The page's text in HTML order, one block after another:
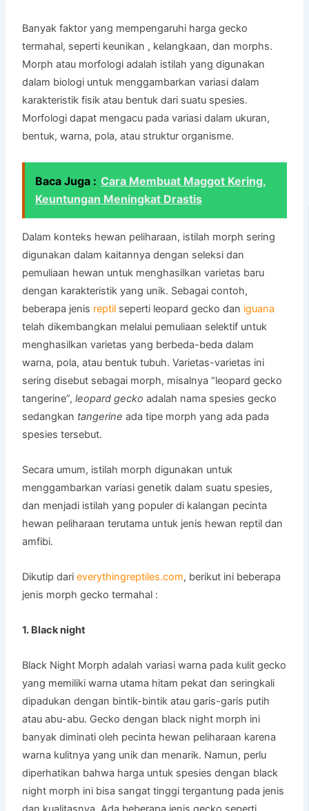
Banyak faktor yang mempengaruhi harga gecko
termahal, seperti keunikan , kelangkaan, dan morphs.
Morph atau morfologi adalah istilah yang digunakan
dalam biologi untuk menggambarkan variasi dalam
karakteristik fisik atau bentuk dari suatu spesies.
Morfologi dapat mengacu pada variasi dalam ukuran,
bentuk, warna, pola, atau struktur organisme.
Baca Juga : Cara Membuat Maggot Kering,
Keuntungan Meningkat Drastis
Dalam konteks hewan peliharaan, istilah morph sering
digunakan dalam kaitannya dengan seleksi dan
pemuliaan hewan untuk menghasilkan varietas baru
dengan karakteristik yang unik. Sebagai contoh,
beberapa jenis reptil seperti leopard gecko dan iguana
telah dikembangkan melalui pemuliaan selektif untuk
menghasilkan varietas yang berbeda-beda dalam
warna, pola, atau bentuk tubuh. Varietas-varietas ini
sering disebut sebagai morph, misalnya “leopard gecko
tangerine”,leopard gecko adalah nama spesies gecko
sedangkan tangerine ada tipe morph yang ada pada
spesies tersebut.
Secara umum, istilah morph digunakan untuk
menggambarkan variasi genetik dalam suatu spesies,
dan menjadi istilah yang populer di kalangan pecinta
hewan peliharaan terutama untuk jenis hewan reptil dan
amfibi.
Dikutip darieverythingreptiles.com, berikut ini beberapa
jenis morph gecko termahal :
1. Black night
Black Night Morph adalah variasi warna pada kulit gecko
yang memiliki warna utama hitam pekat dan seringkali
dipadukan dengan bintik-bintik atau garis-garis putih
atau abu-abu. Gecko dengan black night morph ini
banyak diminati oleh pecinta hewan peliharaan karena
warna kulitnya yang unik dan menarik. Namun, perlu
diperhatikan bahwa harga untuk spesies dengan black
night morph ini bisa sangat tinggi tergantung pada jenis